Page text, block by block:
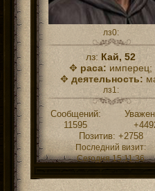
лз0:
лз: Кай, 52
✥ раса: имперец;
✥ деятельность:
лз1:
Сообщений:
11595
Позитив: +2758
Последний визит:
Сегодня 15:11:36